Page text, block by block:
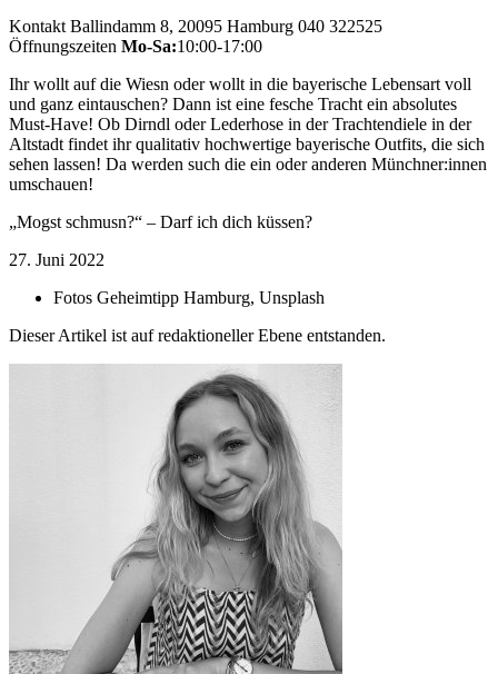
Kontakt Ballindamm 8, 20095 Hamburg 040 322525
Öffnungszeiten Mo-Sa:10:00-17:00
Ihr wollt auf die Wiesn oder wollt in die bayerische Lebensart voll
und ganz eintauschen? Dann ist eine fesche Tracht ein absolutes
Must-Have! Ob Dirndl oder Lederhose in der Trachtendiele in der
Altstadt findet ihr qualitativ hochwertige bayerische Outfits, die sich
sehen lassen! Da werden such die ein oder anderen Münchner:innen
umschauen!
„Mogst schmusn?“ – Darf ich dich küssen?
27. Juni 2022
Fotos Geheimtipp Hamburg, Unsplash
Dieser Artikel ist auf redaktioneller Ebene entstanden.